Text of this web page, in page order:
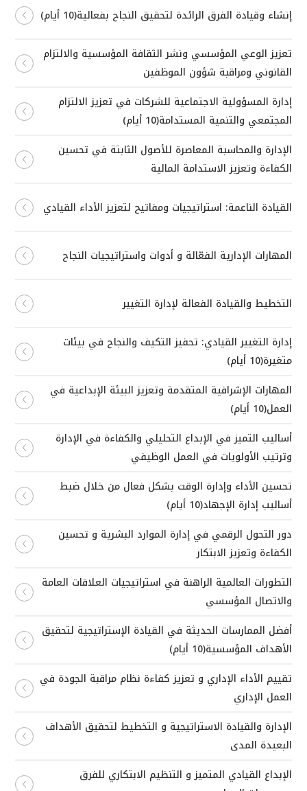
إنشاء وقيادة الفرق الرائدة لتحقيق النجاح بفعالية(10 أيام)
تعزيز الوعي المؤسسي ونشر الثقافة المؤسسية والالتزام
القانوني ومراقبة شؤون الموظفين
إدارة المسؤولية الاجتماعية للشركات في تعزيز الالتزام
المجتمعي والتنمية المستدامة(10 أيام)
الإدارة والمحاسبة المعاصرة للأصول الثابتة في تحسين
الكفاءة وتعزيز الاستدامة المالية
القيادة الناعمة: استراتيجيات ومفاتيح لتعزيز الأداء القيادي
المهارات الإدارية الفعّالة و أدوات واستراتيجيات النجاح
التخطيط والقيادة الفعالة لإدارة التغيير
إدارة التغيير القيادي: تحفيز التكيف والنجاح في بيئات
متغيرة(10 أيام)
المهارات الإشرافية المتقدمة وتعزيز البيئة الإبداعية في
العمل(10 أيام)
أساليب التميز في الإبداع التحليلي والكفاءة في الإدارة
وترتيب الأولويات في العمل الوظيفي
تحسين الأداء وإدارة الوقت بشكل فعال من خلال ضبط
أساليب إدارة الإجهاد(10 أيام)
دور التحول الرقمي في إدارة الموارد البشرية و تحسين
الكفاءة وتعزيز الابتكار
التطورات العالمية الراهنة في استراتيجيات العلاقات العامة
والاتصال المؤسسي
أفضل الممارسات الحديثة في القيادة الإستراتيجية لتحقيق
الأهداف المؤسسية(10 أيام)
تقييم الأداء الإداري و تعزيز كفاءة نظام مراقبة الجودة في
العمل الإداري
الإدارة والقيادة الاستراتيجية و التخطيط لتحقيق الأهداف
البعيدة المدى
الإبداع القيادي المتميز و التنظيم الابتكاري للفرق